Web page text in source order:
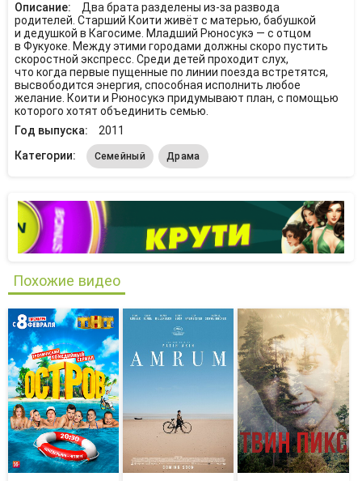
Описание:
Два брата разделены из-за развода
родителей. Старший Коити живёт с матерью, бабушкой
и дедушкой в Кагосиме. Младший Рюносукэ — с отцом
в Фукуоке. Между этими городами должны скоро пустить
скоростной экспресс. Среди детей проходит слух,
что когда первые пущенные по линии поезда встретятся,
высвободится энергия, способная исполнить любое
желание. Коити и Рюносукэ придумывают план, с помощью
которого хотят объединить семью.
Год выпуска:
2011
Категории:
Семейный Драма
Похожие видео